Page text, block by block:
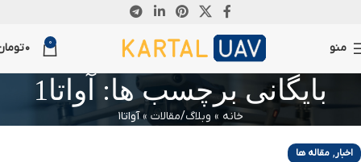
منو 0
0
بایگانی برچسب ها: آواتا1
خانه » وبلاگ/مقالات »آواتا1
آگوست
اخبار, مقاله ها
آوریل